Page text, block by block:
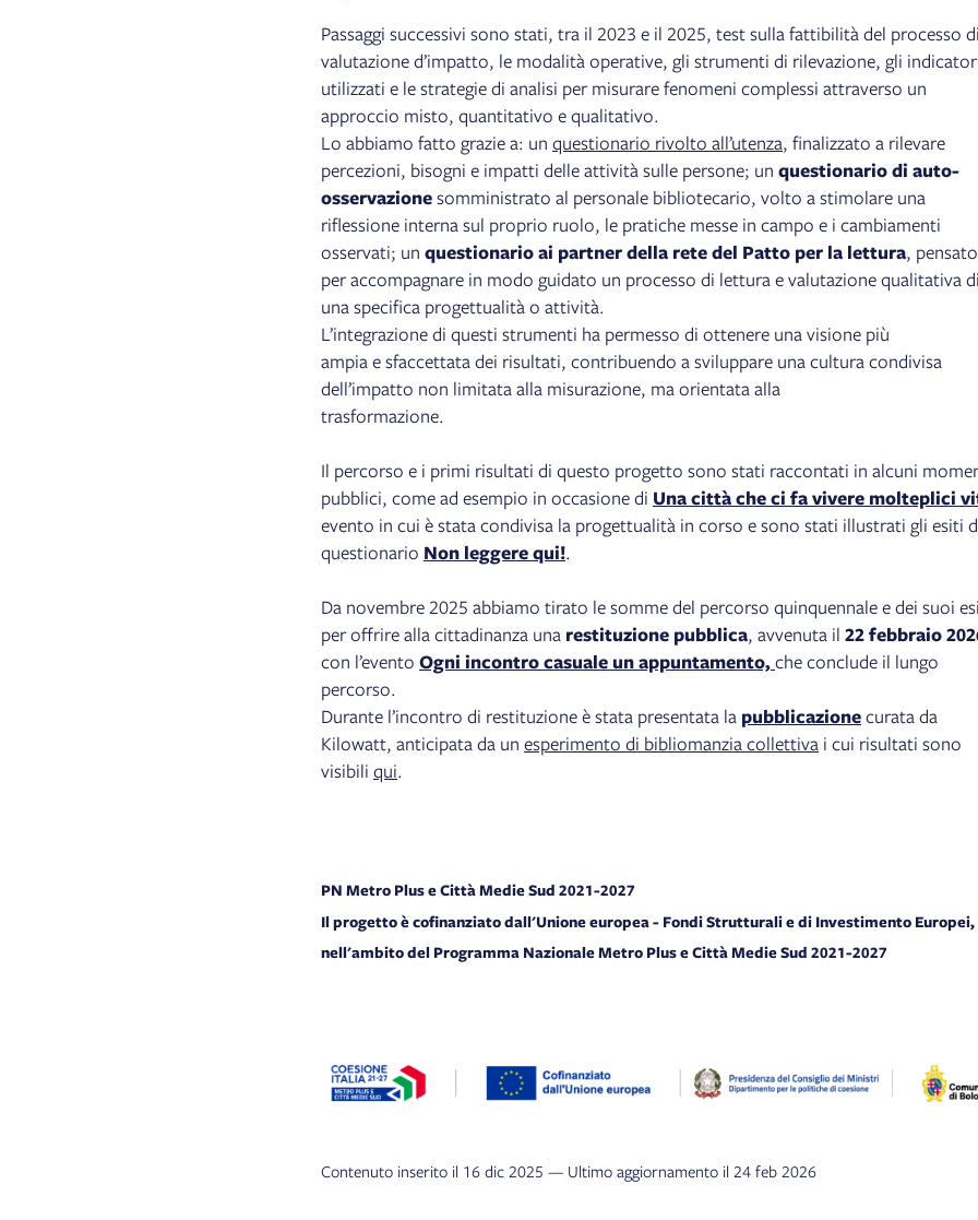
Passaggi successivi sono stati, tra il 2023 e il 2025, test sulla fattibilità del processo di
valutazione d’impatto, le modalità operative, gli strumenti di rilevazione, gli
utilizzati e le strategie di analisi per misurare fenomeni complessi attraverso un
approccio misto, quantitativo e qualitativo.
Lo abbiamo fatto grazie a: un questionario rivolto all’utenza, finalizzato a rilevare
percezioni, bisogni e impatti delle attività sulle persone; un questionario di auto-
osservazionesomministrato al personale bibliotecario, volto a stimolare una
riflessione interna sul proprio ruolo, le pratiche messe in campo e i cambiamenti
osservati; un questionario ai partner della rete del Patto per la lettura, pensato
per accompagnare in modo guidato un processo di lettura e valutazione qualitativa di
una specifica progettualità o attività.
L’integrazione di questi strumenti ha permesso di ottenere una visione più
ampia e sfaccettata dei risultati, contribuendo a sviluppare una cultura condivisa
dell’impatto non limitata alla misurazione, ma orientata alla
trasformazione.
Il percorso e i primi risultati di questo progetto sono stati raccontati in alcuni
pubblici, come ad esempio in occasione di Una città che ci fa vivere molteplici
evento in cui è stata condivisa la progettualità in corso e sono stati illustrati gli esiti
questionario Non leggere qui!.
Da novembre 2025 abbiamo tirato le somme del percorso quinquennale e dei suoi
per offrire alla cittadinanza una restituzione pubblica, avvenuta il 22 febbraio
con l’evento Ogni incontro casuale un appuntamento,che conclude il lungo
percorso.
Durante l’incontro di restituzione è stata presentata la pubblicazionecurata da
Kilowatt, anticipata da un esperimento di bibliomanzia collettiva i cui risultati sono
visibili qui.
PN Metro Plus e Città Medie Sud 2021-2027
Il progetto è cofinanziato dall'Unione europea - Fondi Strutturali e di Investimento Europei,
nell'ambito del Programma Nazionale Metro Plus e Città Medie Sud 2021-2027
Contenuto inserito il 16 dic 2025 — Ultimo aggiornamento il 24 feb 2026